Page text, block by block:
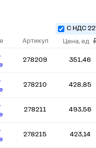
Артикул Цена, ед
С НДС
278209 351,46
278210 428,85
278211 493,56
278215 423,14